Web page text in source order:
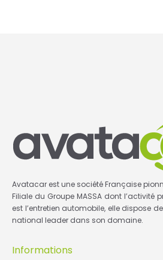
Avatacar est une société Française
Filiale du Groupe MASSA dont l’activité
est l’entretien automobile, elle dispose
national leader dans son domaine.
Informations